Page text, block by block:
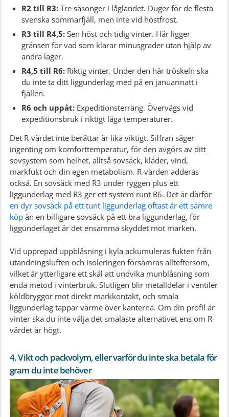
R2 till R3:Tre säsonger i låglandet. Duger för de flesta
svenska sommarfjäll, men inte vid höstfrost.
R3 till R4,5:Sen höst och tidig vinter. Här ligger
gränsen för vad som klarar minusgrader utan hjälp av
andra lager.
R4,5 till R6:Riktig vinter. Under den här tröskeln ska
du inte ta ditt liggunderlag med på en januarinatt i
fjällen.
R6 och uppåt:Expeditionsterräng. Övervägs vid
expeditionsbruk i riktigt låga temperaturer.
Det R-värdet inte berättar är lika viktigt. Siffran säger
ingenting om komforttemperatur, för den avgörs av ditt
sovsystem som helhet, alltså sovsäck, kläder, vind,
markfukt och din egen metabolism. R-värden adderas
också. En sovsäck med R3 under ryggen plus ett
liggunderlag med R3 ger ett system runt R6. Det är därför
en dyr sovsäck på ett tunt liggunderlag oftast är ett sämre
köp än en billigare sovsäck på ett bra liggunderlag, för
liggunderlaget är det ensamma skyddet mot marken.
Vid upprepad uppblåsning i kyla ackumuleras fukten från
utandningsluften och isoleringen försämras allteftersom,
vilket är ytterligare ett skäl att undvika munblåsning som
enda metod i vinterbruk. Slutligen blir metalldelar i ventiler
köldbryggor mot direkt markkontakt, och smala
liggunderlag tappar värme över kanterna. Om din profil är
vinter ska du inte välja det smalaste alternativet ens om R-
värdet är högt.
4. Vikt och packvolym, eller varför du inte ska betala för
gram du inte behöver